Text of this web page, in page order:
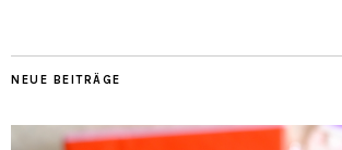
NEUE BEITRÄGE